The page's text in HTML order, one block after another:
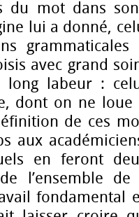
du mot dans
lui a donné,
avec grand
long labeur :
dont on ne loue
de ces
aux
en feront
l’ensemble
fondamental